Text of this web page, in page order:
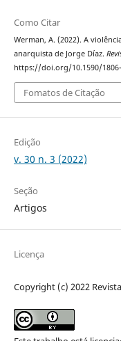
Como Citar
Werman, A. (2022). A
anarquista de Jorge Díaz.
https://doi.org/10.1590/1806-
Fomatos de Citação
Edição
v. 30 n. 3 (2022)
Seção
Artigos
Licença
Copyright (c) 2022